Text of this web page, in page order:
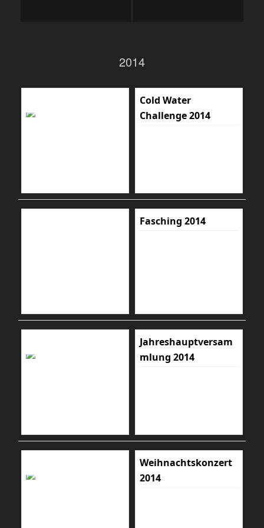
2014
Cold Water
Challenge 2014
Fasching 2014
Jahreshauptversam
mlung 2014
Weihnachtskonzert
2014